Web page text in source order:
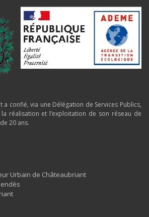
a confié, via une Délégation de Services Publics,
la réalisation et l’exploitation de son réseau de
20 ans.
Urbain de Châteaubriant